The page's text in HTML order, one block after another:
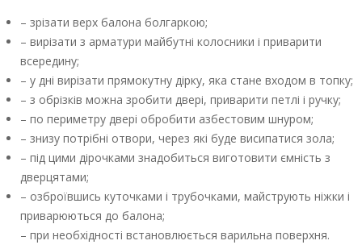
– зрізати верх балона болгаркою;
– вирізати з арматури майбутні колосники і приварити
всередину;
– у дні вирізати прямокутну дірку, яка стане входом в топку;
– з обрізків можна зробити двері, приварити петлі і ручку;
– по периметру двері обробити азбестовим шнуром;
– знизу потрібні отвори, через які буде висипатися зола;
– під цими дірочками знадобиться виготовити ємність з
дверцятами;
– озброївшись куточками і трубочками, майструють ніжки і
приварюються до балона;
– при необхідності встановлюється варильна поверхня.